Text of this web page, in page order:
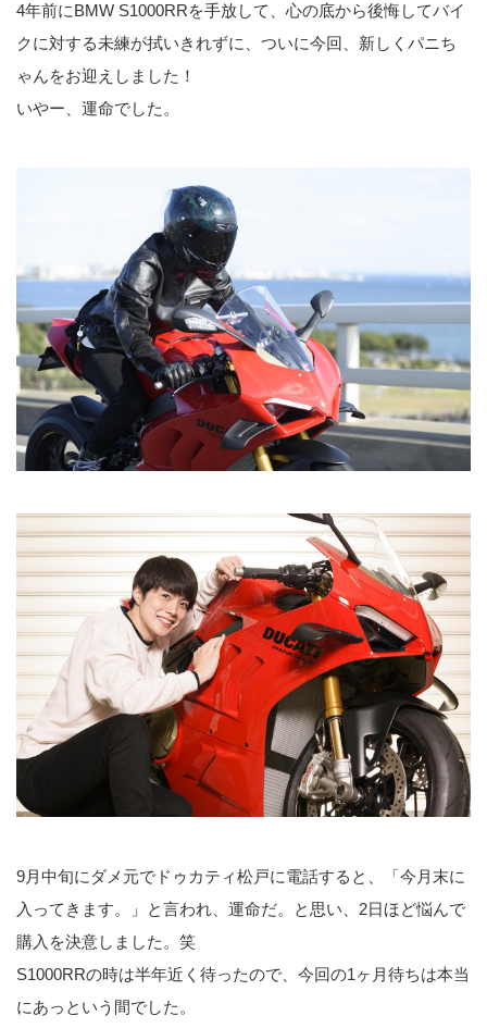
4年前にBMW S1000RRを手放して、心の底から後悔してバイ
クに対する未練が拭いきれずに、ついに今回、新しくパニち
ゃんをお迎えしました！
いやー、運命でした。
9月中旬にダメ元でドゥカティ松戸に電話すると、「今月末に
入ってきます。」と言われ、運命だ。と思い、2日ほど悩んで
購入を決意しました。笑
S1000RRの時は半年近く待ったので、今回の1ヶ月待ちは本当
にあっという間でした。